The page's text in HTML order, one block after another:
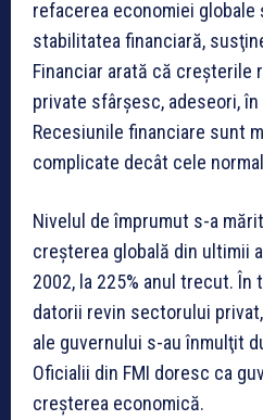
refacerea economiei
stabilitatea financiară,
Financiar arată că creşterile
private sfârşesc, adeseori,
Recesiunile financiare sunt
complicate decât cele
Nivelul de împrumut s-a
creşterea globală din ultimii
2002, la 225% anul trecut.
datorii revin sectorului
ale guvernului s-au înmulţit
Oficialii din FMI doresc ca
creşterea economică.